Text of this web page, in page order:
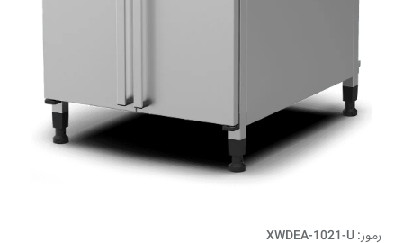
رموز: XWDEA-1021-U